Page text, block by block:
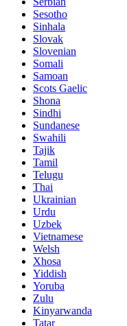
Sesotho
Sinhala
Slovak
Slovenian
Somali
Samoan
Scots Gaelic
Shona
Sindhi
Sundanese
Swahili
Tajik
Tamil
Telugu
Thai
Ukrainian
Urdu
Uzbek
Vietnamese
Welsh
Xhosa
Yiddish
Yoruba
Zulu
Kinyarwanda
Tatar